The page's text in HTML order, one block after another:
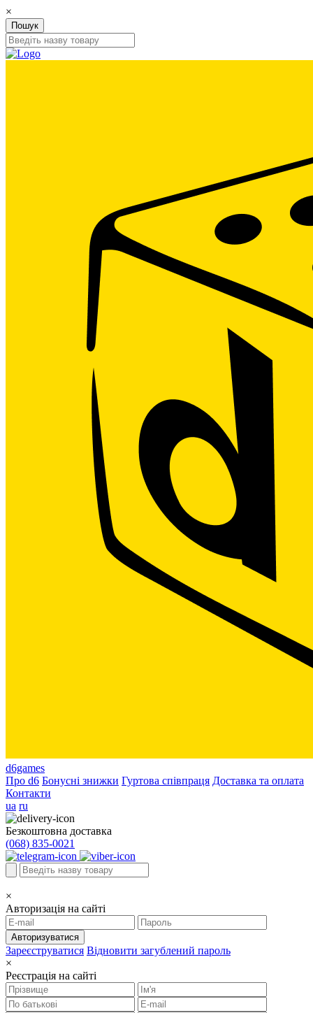
×
Пошук
d6games
Про d6 Бонусні знижки Гуртова співпраця Доставка та оплата
Контакти
ua ru
Безкоштовна доставка
(068) 835-0021
×
Авторизація на сайті
Авторизуватися
Зареєструватися Відновити загублений пароль
×
Реєстрація на сайті